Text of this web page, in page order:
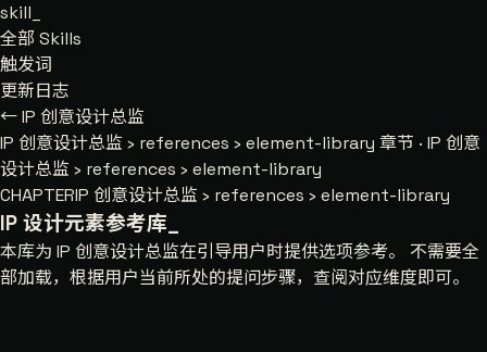
skill
全部 Skills
触发词
更新日志
← IP 创意设计总监
IP 创意设计总监 › references › element-library 章节 · IP 创意
设计总监 › references › element-library
CHAPTERIP 创意设计总监 › references › element-library
IP 设计元素参考库
本库为 IP 创意设计总监在引导用户时提供选项参考。 不需要全
部加载，根据用户当前所处的提问步骤，查阅对应维度即可。